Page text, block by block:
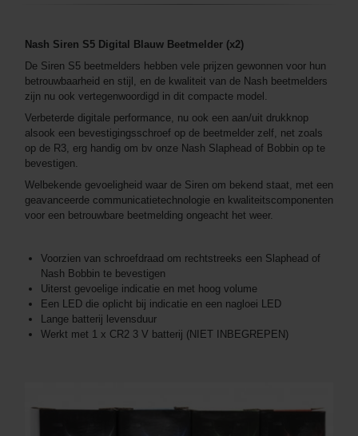
Nash Siren S5 Digital Blauw Beetmelder (x2)
De Siren S5 beetmelders hebben vele prijzen gewonnen voor hun
betrouwbaarheid en stijl, en de kwaliteit van de Nash beetmelders
zijn nu ook vertegenwoordigd in dit compacte model.
Verbeterde digitale performance, nu ook een aan/uit drukknop
alsook een bevestigingsschroef op de beetmelder zelf, net zoals
op de R3, erg handig om bv onze Nash Slaphead of Bobbin op te
bevestigen.
Welbekende gevoeligheid waar de Siren om bekend staat, met een
geavanceerde communicatietechnologie en kwaliteitscomponenten
voor een betrouwbare beetmelding ongeacht het weer.
Voorzien van schroefdraad om rechtstreeks een Slaphead of
Nash Bobbin te bevestigen
Uiterst gevoelige indicatie en met hoog volume
Een LED die oplicht bij indicatie en een nagloei LED
Lange batterij levensduur
Werkt met 1 x CR2 3 V batterij (NIET INBEGREPEN)